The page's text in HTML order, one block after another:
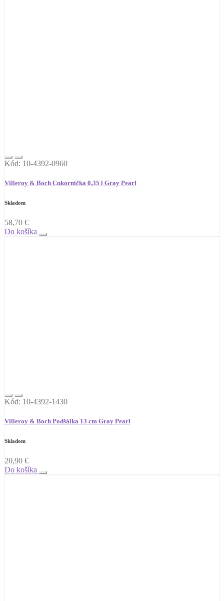
Kód: 10-4392-0960
Villeroy & Boch Cukornička 0,35 l Gray Pearl
Skladom
58,70 €
Do košíka
Kód: 10-4392-1430
Villeroy & Boch Podšálka 13 cm Gray Pearl
Skladom
20,90 €
Do košíka